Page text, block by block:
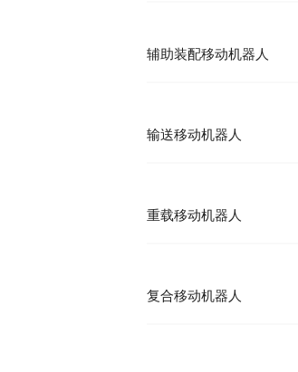
辅助装配移动机器人
输送移动机器人
重载移动机器人
复合移动机器人